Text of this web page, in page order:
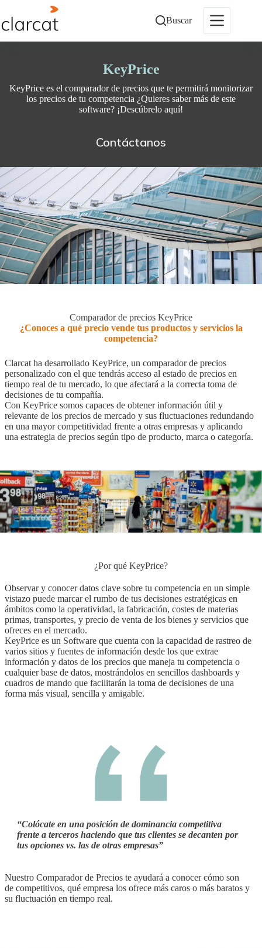
contenido
Buscar
KeyPrice
KeyPrice es el comparador de precios que te permitirá monitorizar
los precios de tu competencia ¿Quieres saber más de este
software? ¡Descúbrelo aquí!
Contáctanos
Comparador de precios KeyPrice
¿Conoces a qué precio vende tus productos y servicios la
competencia?
Clarcat ha desarrollado KeyPrice, un comparador de precios
personalizado con el que tendrás acceso al estado de precios en
tiempo real de tu mercado, lo que afectará a la correcta toma de
decisiones de tu compañía.
Con KeyPrice somos capaces de obtener información útil y
relevante de los precios de mercado y sus fluctuaciones redundando
en una mayor competitividad frente a otras empresas y aplicando
una estrategia de precios según tipo de producto, marca o categoría.
¿Por qué KeyPrice?
Observar y conocer datos clave sobre tu competencia en un simple
vistazo puede marcar el rumbo de tus decisiones estratégicas en
ámbitos como la operatividad, la fabricación, costes de materias
primas, transportes, y precio de venta de los bienes y servicios que
ofreces en el mercado.
KeyPrice es un Software que cuenta con la capacidad de rastreo de
varios sitios y fuentes de información desde los que extrae
información y datos de los precios que maneja tu competencia o
cualquier base de datos, mostrándolos en sencillos dashboards y
cuadros de mando que facilitarán la toma de decisiones de una
forma más visual, sencilla y amigable.
“Colócate en una posición de dominancia competitiva
frente a terceros haciendo que tus clientes se decanten por
tus opciones vs. las de otras empresas”
Nuestro Comparador de Precios te ayudará a conocer cómo son
de competitivos, qué empresa los ofrece más caros o más baratos y
su fluctuación en tiempo real.